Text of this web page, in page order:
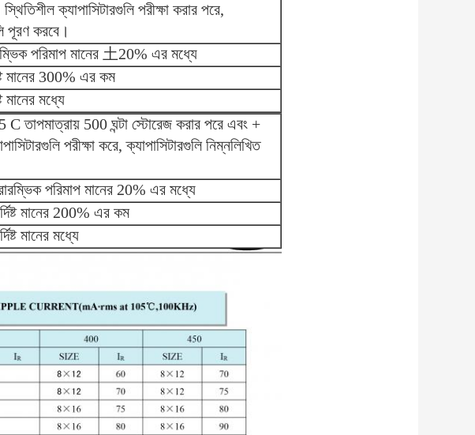
ক্যাপাসিটারগুলি পরীক্ষা করার পরে,
পূরণ করবে।
পরিমাপ মানের 土20% এর মধ্যে
মানের 300% এর কম
মানের মধ্যে
তাপমাত্রায় 500 ঘন্টা স্টোরেজ করার পরে এবং +
পরীক্ষা করে, ক্যাপাসিটারগুলি নিম্নলিখিত
পরিমাপ মানের 20% এর মধ্যে
মানের 200% এর কম
মানের মধ্যে